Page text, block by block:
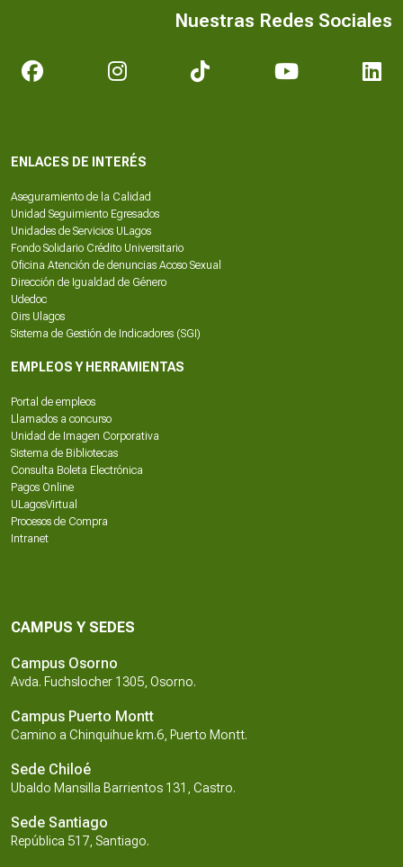
ENLACES DE INTERÉS
Aseguramiento de la Calidad
Unidad Seguimiento Egresados
Unidades de Servicios ULagos
Fondo Solidario Crédito Universitario
Oficina Atención de denuncias Acoso Sexual
Dirección de Igualdad de Género
Udedoc
Oirs Ulagos
Sistema de Gestión de Indicadores (SGI)
EMPLEOS Y HERRAMIENTAS
Portal de empleos
Llamados a concurso
Unidad de Imagen Corporativa
Sistema de Bibliotecas
Consulta Boleta Electrónica
Pagos Online
ULagosVirtual
Procesos de Compra
Intranet
CAMPUS Y SEDES
Campus Osorno
Avda. Fuchslocher 1305, Osorno.
Campus Puerto Montt
Camino a Chinquihue km.6, Puerto Montt.
Sede Chiloé
Ubaldo Mansilla Barrientos 131, Castro.
Sede Santiago
República 517, Santiago.
Nuestras Redes Sociales